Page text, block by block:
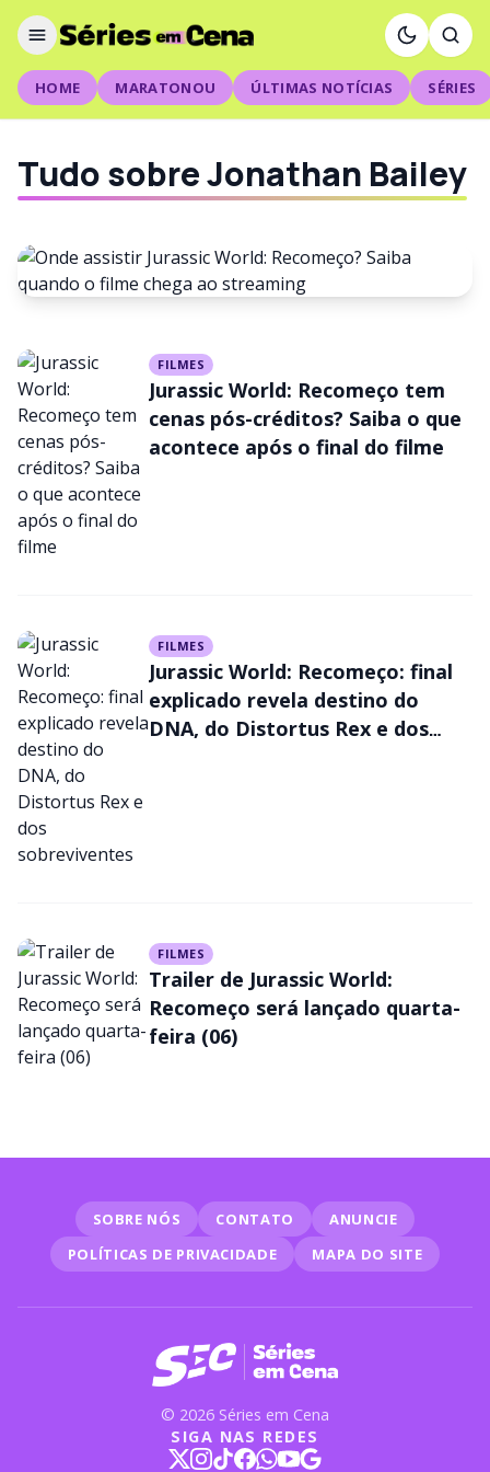
HOME MARATONOU ÚLTIMAS NOTÍCIAS SÉRIES
Tudo sobre Jonathan Bailey
Onde assistir Jurassic World:
Recomeço? Saiba quando o
filme chega ao streaming
FILMES
Jurassic World: Recomeço tem
cenas pós-créditos? Saiba o que
acontece após o final do filme
FILMES
Jurassic World: Recomeço: final
explicado revela destino do
DNA, do Distortus Rex e dos
FILMES
Trailer de Jurassic World:
Recomeço será lançado quarta-
feira (06)
SOBRE NÓS CONTATO
ANUNCIE
POLÍTICAS DE PRIVACIDADE
MAPA DO SITE
© 2026 Séries em Cena
SIGA NAS REDES